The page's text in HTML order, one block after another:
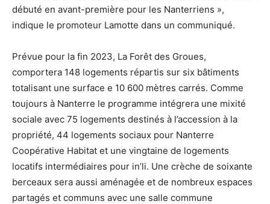
débuté en avant-première pour les Nanterriens »,
indique le promoteur Lamotte dans un communiqué.
Prévue pour la fin 2023, La Forêt des Groues,
comportera 148 logements répartis sur six bâtiments
totalisant une surface e 10 600 mètres carrés. Comme
toujours à Nanterre le programme intégrera une mixité
sociale avec 75 logements destinés à l’accession à la
propriété, 44 logements sociaux pour Nanterre
Coopérative Habitat et une vingtaine de logements
locatifs intermédiaires pour in’li. Une crèche de soixante
berceaux sera aussi aménagée et de nombreux espaces
partagés et communs avec une salle commune